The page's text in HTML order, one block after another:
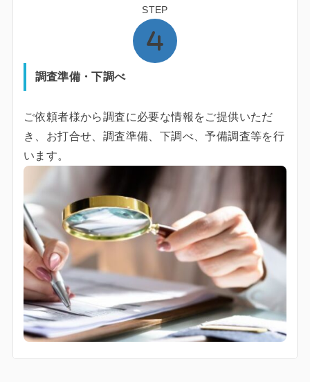
STEP
調査準備・下調べ
ご依頼者様から調査に必要な情報をご提供いただ
き、お打合せ、調査準備、下調べ、予備調査等を行
います。